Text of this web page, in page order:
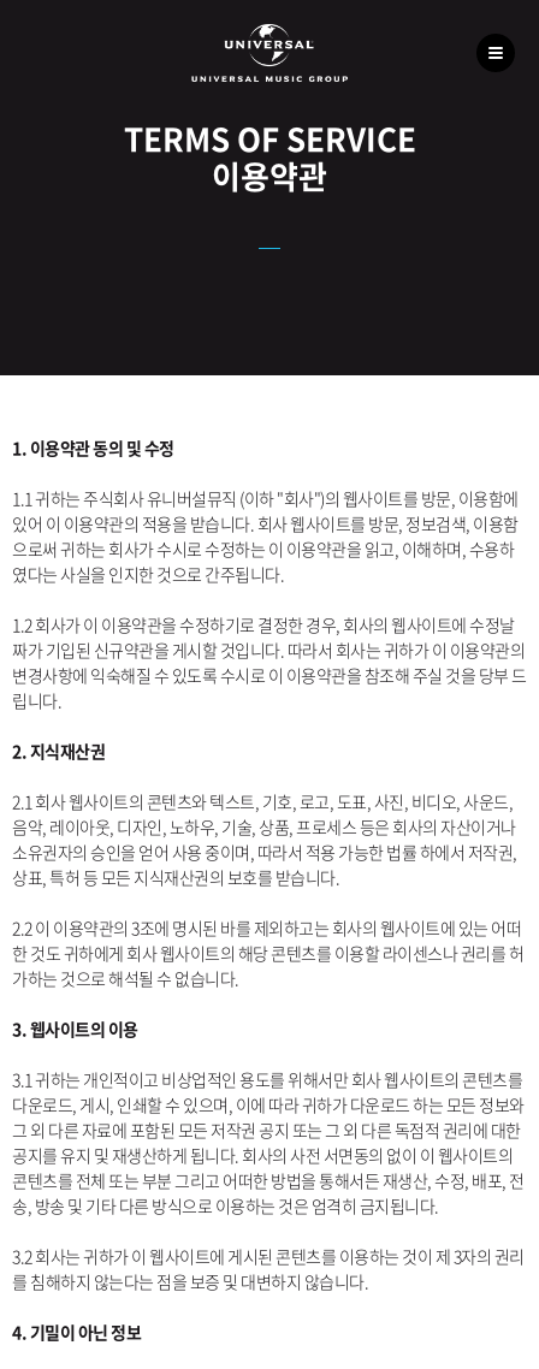
TERMS OF SERVICE
이용약관
1. 이용약관 동의 및 수정
1.1 귀하는 주식회사 유니버설뮤직 (이하 "회사")의 웹사이트를 방문, 이용함에
있어 이 이용약관의 적용을 받습니다. 회사 웹사이트를 방문, 정보검색, 이용함
으로써 귀하는 회사가 수시로 수정하는 이 이용약관을 읽고, 이해하며, 수용하
였다는 사실을 인지한 것으로 간주됩니다.
1.2 회사가 이 이용약관을 수정하기로 결정한 경우, 회사의 웹사이트에 수정날
짜가 기입된 신규약관을 게시할 것입니다. 따라서 회사는 귀하가 이 이용약관의
변경사항에 익숙해질 수 있도록 수시로 이 이용약관을 참조해 주실 것을 당부 드
립니다.
2. 지식재산권
2.1 회사 웹사이트의 콘텐츠와 텍스트, 기호, 로고, 도표, 사진, 비디오, 사운드,
음악, 레이아웃, 디자인, 노하우, 기술, 상품, 프로세스 등은 회사의 자산이거나
소유권자의 승인을 얻어 사용 중이며, 따라서 적용 가능한 법률 하에서 저작권,
상표, 특허 등 모든 지식재산권의 보호를 받습니다.
2.2 이 이용약관의 3조에 명시된 바를 제외하고는 회사의 웹사이트에 있는 어떠
한 것도 귀하에게 회사 웹사이트의 해당 콘텐츠를 이용할 라이센스나 권리를 허
가하는 것으로 해석될 수 없습니다.
3. 웹사이트의 이용
3.1 귀하는 개인적이고 비상업적인 용도를 위해서만 회사 웹사이트의 콘텐츠를
다운로드, 게시, 인쇄할 수 있으며, 이에 따라 귀하가 다운로드 하는 모든 정보와
그 외 다른 자료에 포함된 모든 저작권 공지 또는 그 외 다른 독점적 권리에 대한
공지를 유지 및 재생산하게 됩니다. 회사의 사전 서면동의 없이 이 웹사이트의
콘텐츠를 전체 또는 부분 그리고 어떠한 방법을 통해서든 재생산, 수정, 배포, 전
송, 방송 및 기타 다른 방식으로 이용하는 것은 엄격히 금지됩니다.
3.2 회사는 귀하가 이 웹사이트에 게시된 콘텐츠를 이용하는 것이 제 3자의 권리
를 침해하지 않는다는 점을 보증 및 대변하지 않습니다.
4. 기밀이 아닌 정보